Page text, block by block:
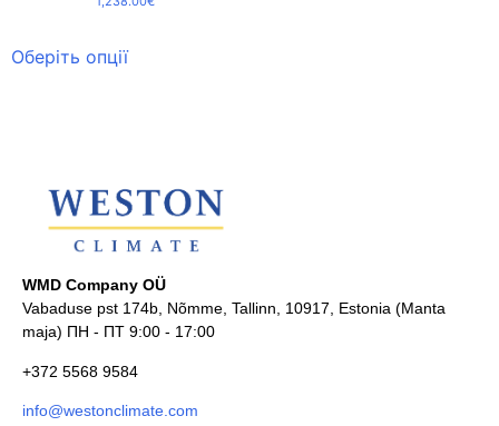
Оберіть опції
WMD Company OÜ
Vabaduse pst 174b, Nõmme, Tallinn, 10917, Estonia (Manta
maja) ПН - ПТ 9:00 - 17:00
+372 5568 9584
info@westonclimate.com